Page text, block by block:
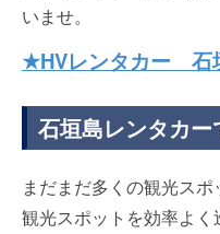
いませ。
★HVレンタカー 石
石垣島レンタカー
まだまだ多くの観光ス
観光スポットを効率よ